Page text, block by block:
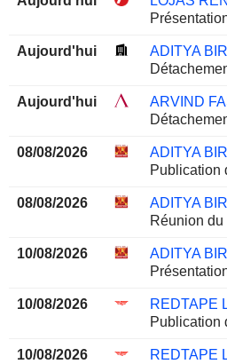
Aujourd'hui
Aujourd'hui
ARVIND
08/08/2026
Publication
08/08/2026
Réunion
10/08/2026
10/08/2026
REDTAPE
Publication
10/08/2026
REDTAPE